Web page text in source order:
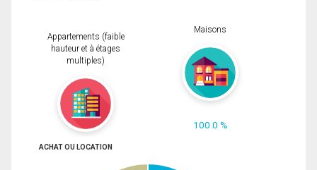
Appartements (faible
hauteur et à étages
multiples)
Maisons
100.0 %
ACHAT OU LOCATION